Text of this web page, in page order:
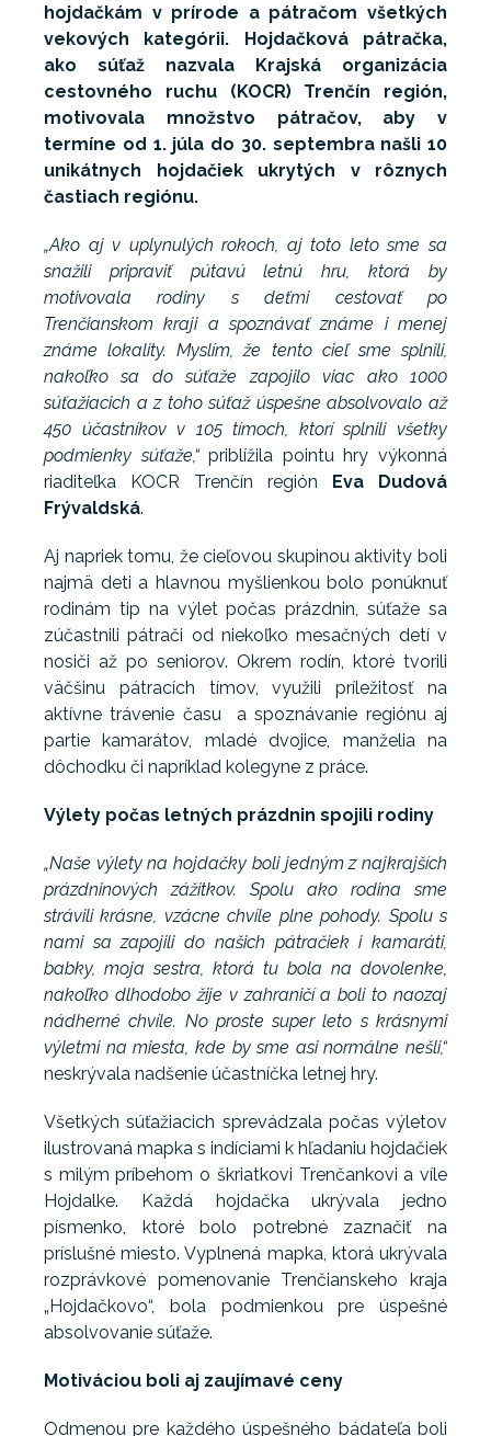
hojdačkám v prírode a pátračom všetkých
vekových kategórii. Hojdačková pátračka,
ako súťaž nazvala Krajská organizácia
cestovného ruchu (KOCR) Trenčín región,
motivovala množstvo pátračov, aby v
termíne od 1. júla do 30. septembra našli 10
unikátnych hojdačiek ukrytých v rôznych
častiach regiónu.
„Ako aj v uplynulých rokoch, aj toto leto sme sa
snažili pripraviť pútavú letnú hru, ktorá by
motivovala rodiny s deťmi cestovať po
Trenčianskom kraji a spoznávať známe i menej
známe lokality. Myslím, že tento cieľ sme splnili,
nakoľko sa do súťaže zapojilo viac ako 1000
súťažiacich a z toho súťaž úspešne absolvovalo až
450 účastníkov v 105 tímoch, ktorí splnili všetky
podmienky súťaže,“priblížila pointu hry výkonná
riaditeľka KOCR Trenčín región Eva Dudová
Frývaldská.
Aj napriek tomu, že cieľovou skupinou aktivity boli
najmä deti a hlavnou myšlienkou bolo ponúknuť
rodinám tip na výlet počas prázdnin, súťaže sa
zúčastnili pátrači od niekoľko mesačných detí v
nosiči až po seniorov. Okrem rodín, ktoré tvorili
väčšinu pátracích tímov, využili príležitosť na
aktívne trávenie času a spoznávanie regiónu aj
partie kamarátov, mladé dvojice, manželia na
dôchodku či napríklad kolegyne z práce.
Výlety počas letných prázdnin spojili rodiny
„Naše výlety na hojdačky boli jedným z najkrajších
prázdninových zážitkov. Spolu ako rodina sme
strávili krásne, vzácne chvíle plne pohody. Spolu s
nami sa zapojili do našich pátračiek i kamaráti,
babky, moja sestra, ktorá tu bola na dovolenke,
nakoľko dlhodobo žije v zahraničí a boli to naozaj
nádherné chvíle. No proste super leto s krásnymi
výletmi na miesta, kde by sme asi normálne nešli,“
neskrývala nadšenie účastníčka letnej hry.
Všetkých súťažiacich sprevádzala počas výletov
ilustrovaná mapka s indíciami k hľadaniu hojdačiek
s milým príbehom o škriatkovi Trenčankovi a víle
Hojdalke. Každá hojdačka ukrývala jedno
písmenko, ktoré bolo potrebné zaznačiť na
príslušné miesto. Vyplnená mapka, ktorá ukrývala
rozprávkové pomenovanie Trenčianskeho kraja
„Hojdačkovo“, bola podmienkou pre úspešné
absolvovanie súťaže.
Motiváciou boli aj zaujímavé ceny
Odmenou pre každého úspešného bádateľa boli